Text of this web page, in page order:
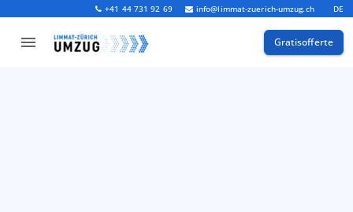
+41 44 731 92 69 info@limmat-zuerich-umzug.ch DE
Gratisofferte